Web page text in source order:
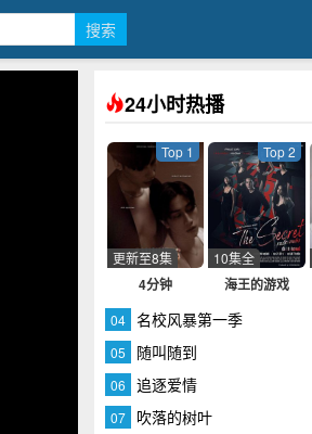
24小时热播
4分钟
Top 1
更新至8集
海王的游戏
Top 2
10集全
04 名校风暴第一季
05 随叫随到
06 追逐爱情
07 吹落的树叶